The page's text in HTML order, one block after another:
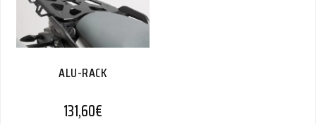
ALU-RACK
131,60€